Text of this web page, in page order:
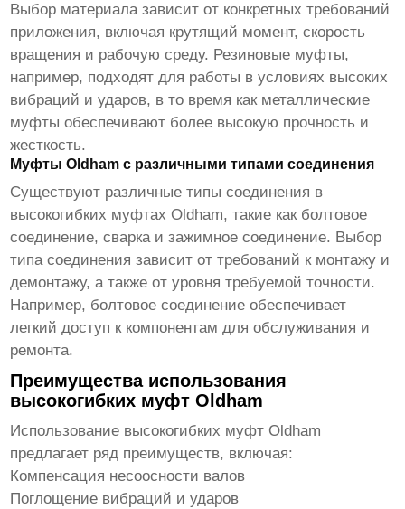
Выбор материала зависит от конкретных требований
приложения, включая крутящий момент, скорость
вращения и рабочую среду. Резиновые муфты,
например, подходят для работы в условиях высоких
вибраций и ударов, в то время как металлические
муфты обеспечивают более высокую прочность и
жесткость.
Муфты Oldham с различными типами соединения
Существуют различные типы соединения в
высокогибких муфтах Oldham, такие как болтовое
соединение, сварка и зажимное соединение. Выбор
типа соединения зависит от требований к монтажу и
демонтажу, а также от уровня требуемой точности.
Например, болтовое соединение обеспечивает
легкий доступ к компонентам для обслуживания и
ремонта.
Преимущества использования
высокогибких муфт Oldham
Использование высокогибких муфт Oldham
предлагает ряд преимуществ, включая:
Компенсация несоосности валов
Поглощение вибраций и ударов